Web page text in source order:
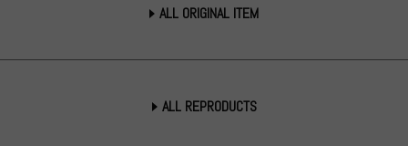
ALL ORIGINAL ITEM
ALL REPRODUCTS